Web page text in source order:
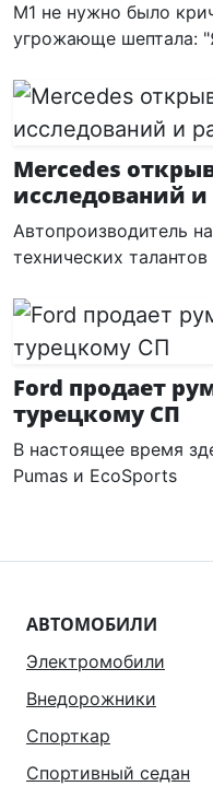
M1 не нужно было
угрожающе шептала:
Mercedes
исследований
Автопроизводитель
технических талантов
Ford продает
турецкому СП
В настоящее время
Pumas и EcoSports
АВТОМОБИЛИ
Электромобили
Внедорожники
Спорткар
Спортивный седан